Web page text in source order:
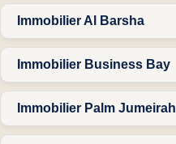
Immobilier Al Barsha
Immobilier Business Bay
Immobilier Palm Jumeirah